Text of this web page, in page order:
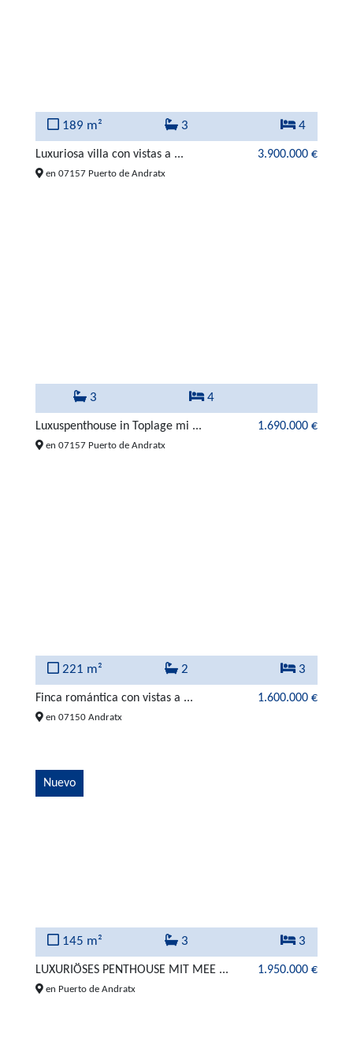
189 m² 3 4
Luxuriosa villa con vistas a ... 3.900.000 €
en 07157 Puerto de Andratx
3 4
Luxuspenthouse in Toplage mi ... 1.690.000 €
en 07157 Puerto de Andratx
221 m² 2 3
Finca romántica con vistas a ... 1.600.000 €
en 07150 Andratx
Nuevo
145 m² 3 3
LUXURIÖSES PENTHOUSE MIT MEE ... 1.950.000 €
en Puerto de Andratx